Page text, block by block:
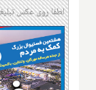
لطفا روی عکس